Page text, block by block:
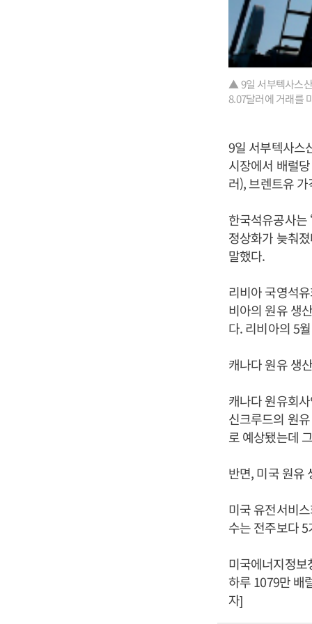
▲ 9일 서부텍사스
8.07달러에 거래를
9일 서부텍사스
시장에서 배럴
러), 브렌트유
한국석유공사는
정상화가 늦춰
말했다.
리비아 국영석
비아의 원유 생
다. 리비아의 5
캐나다 원유 생
캐나다 원유회
신크루드의 원
로 예상됐는데
반면, 미국 원유
미국 유전서비
수는 전주보다
미국에너지정보
하루 1079만 배
자]